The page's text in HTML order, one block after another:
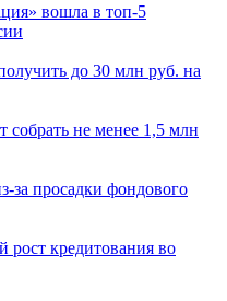
вошла в топ-5
до 30 млн руб. на
собрать не менее 1,5 млн
за просадки фондового
кредитования во